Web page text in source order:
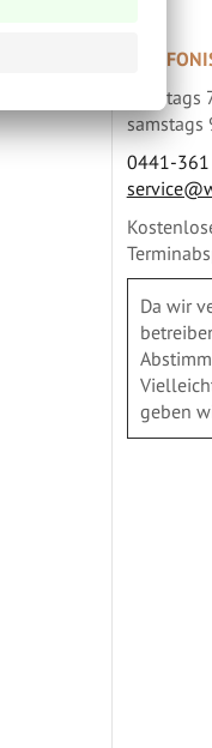
samstags
0441-
Da wir
geben